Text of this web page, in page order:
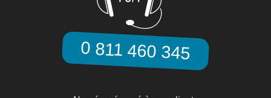
0 811 460 345